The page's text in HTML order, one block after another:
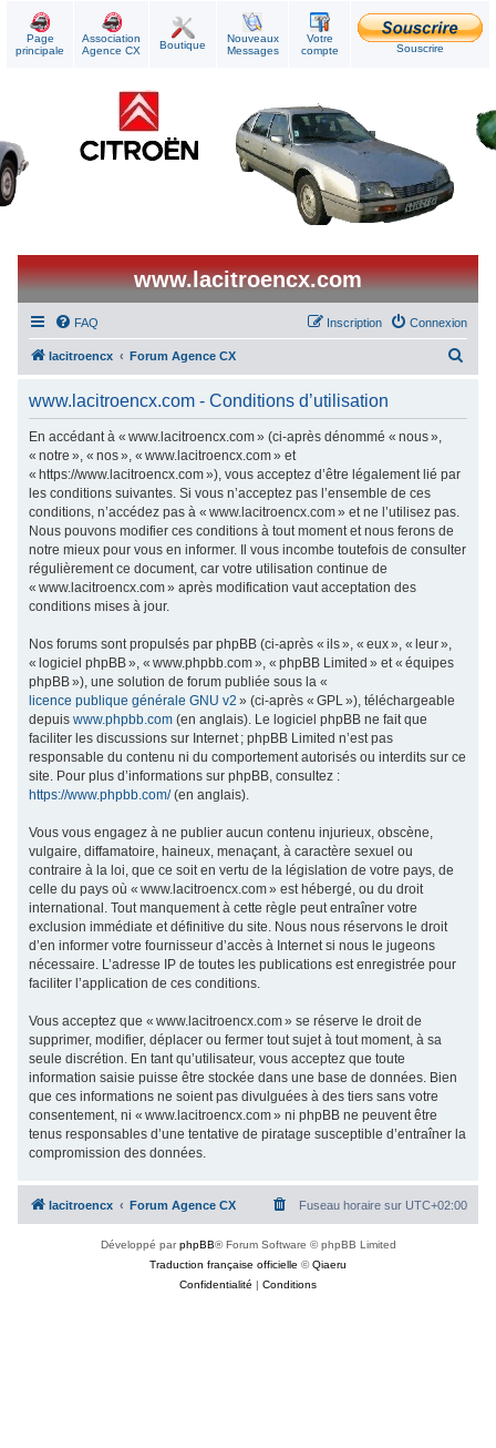
Page
principale
Association
Agence CX
Boutique
Nouveaux
Messages
Votre
compte
Souscrire
www.lacitroencx.com
FAQ Connexion
Inscription
lacitroencx Forum Agence CX
www.lacitroencx.com - Conditions d’utilisation
En accédant à « www.lacitroencx.com » (ci-après dénommé « nous »,
« notre », « nos », « www.lacitroencx.com » et
« https://www.lacitroencx.com »), vous acceptez d’être légalement lié par
les conditions suivantes. Si vous n’acceptez pas l’ensemble de ces
conditions, n’accédez pas à « www.lacitroencx.com » et ne l’utilisez pas.
Nous pouvons modifier ces conditions à tout moment et nous ferons de
notre mieux pour vous en informer. Il vous incombe toutefois de consulter
régulièrement ce document, car votre utilisation continue de
« www.lacitroencx.com » après modification vaut acceptation des
conditions mises à jour.
Nos forums sont propulsés par phpBB (ci-après « ils », « eux », « leur »,
« logiciel phpBB », « www.phpbb.com », « phpBB Limited » et « équipes
phpBB »), une solution de forum publiée sous la «
licence publique générale GNU v2 » (ci-après « GPL »), téléchargeable
depuiswww.phpbb.com (en anglais). Le logiciel phpBB ne fait que
faciliter les discussions sur Internet ; phpBB Limited n’est pas
responsable du contenu ni du comportement autorisés ou interdits sur ce
site. Pour plus d’informations sur phpBB, consultez :
https://www.phpbb.com/(en anglais).
Vous vous engagez à ne publier aucun contenu injurieux, obscène,
vulgaire, diffamatoire, haineux, menaçant, à caractère sexuel ou
contraire à la loi, que ce soit en vertu de la législation de votre pays, de
celle du pays où « www.lacitroencx.com » est hébergé, ou du droit
international. Tout manquement à cette règle peut entraîner votre
exclusion immédiate et définitive du site. Nous nous réservons le droit
d’en informer votre fournisseur d’accès à Internet si nous le jugeons
nécessaire. L’adresse IP de toutes les publications est enregistrée pour
faciliter l’application de ces conditions.
Vous acceptez que « www.lacitroencx.com » se réserve le droit de
supprimer, modifier, déplacer ou fermer tout sujet à tout moment, à sa
seule discrétion. En tant qu’utilisateur, vous acceptez que toute
information saisie puisse être stockée dans une base de données. Bien
que ces informations ne soient pas divulguées à des tiers sans votre
consentement, ni « www.lacitroencx.com » ni phpBB ne peuvent être
tenus responsables d’une tentative de piratage susceptible d’entraîner la
compromission des données.
lacitroencx Forum Agence CX Fuseau horaire sur UTC+02:00
Développé parphpBB® Forum Software © phpBB Limited
Traduction française officielle ©Qiaeru
Confidentialité | Conditions